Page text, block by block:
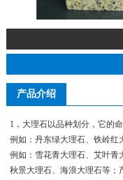
产品介绍
1，大理石以品种划分，它的
例如：丹东绿大理石、铁岭红
例如：雪花青大理石、艾叶青
秋景大理石、海浪大理石等；